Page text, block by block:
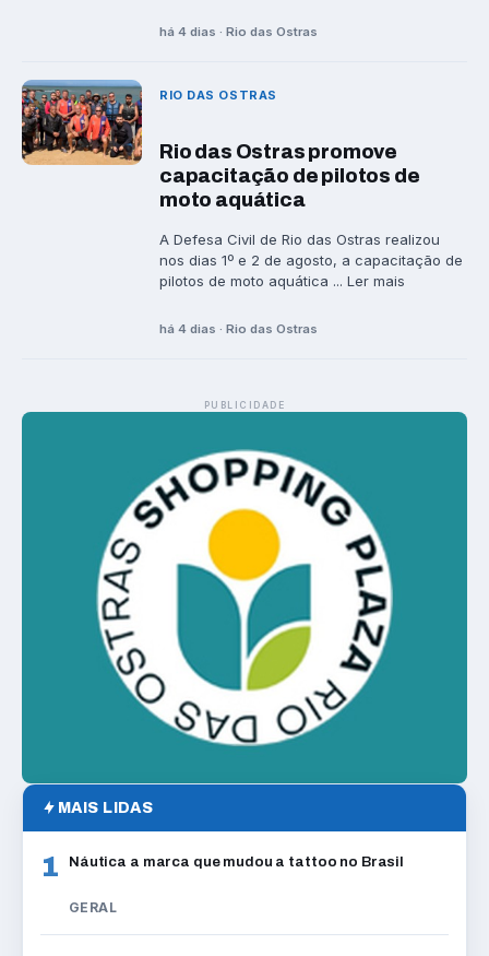
há 4 dias · Rio das Ostras
RIO DAS OSTRAS
Rio das Ostras promove
capacitação de pilotos de
moto aquática
A Defesa Civil de Rio das Ostras realizou
nos dias 1º e 2 de agosto, a capacitação de
pilotos de moto aquática ... Ler mais
há 4 dias · Rio das Ostras
PUBLICIDADE
MAIS LIDAS
1 Náutica a marca que mudou a tattoo no Brasil
GERAL